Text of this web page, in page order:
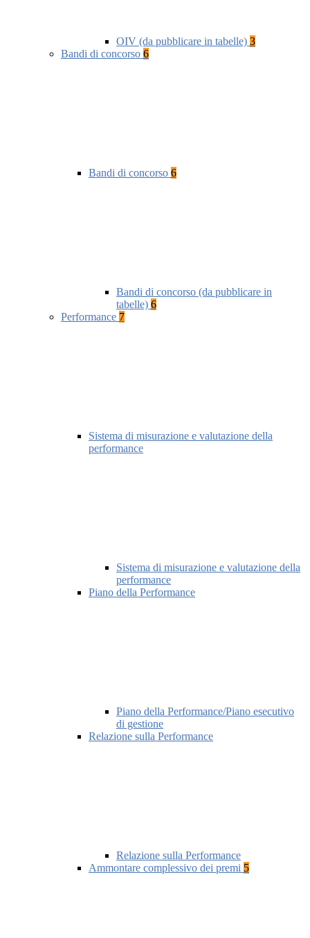
OIV (da pubblicare in tabelle) 3
Bandi di concorso 6
Bandi di concorso 6
Bandi di concorso (da pubblicare in
tabelle) 6
Performance 7
Sistema di misurazione e valutazione della
performance
Sistema di misurazione e valutazione della
performance
Piano della Performance
Piano della Performance/Piano esecutivo
di gestione
Relazione sulla Performance
Relazione sulla Performance
Ammontare complessivo dei premi 5